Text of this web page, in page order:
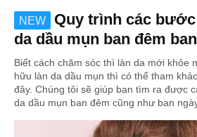
NEW
Quy trình các
da dầu mụn ban đêm
Biết cách chăm sóc thì làn da mới khỏe
hữu làn da dầu mụn thì có thể tham
đây. Chúng tôi sẽ giúp bạn tìm ra được
da dầu mụn ban đêm cũng như ban